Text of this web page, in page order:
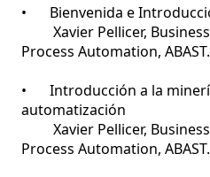
•	Bienvenida e Introducción. Alianza ABAST-UiPath
Process Automation, ABAST.
•	Introducción a la minería de mensajes y su
automatización
Process Automation, ABAST.